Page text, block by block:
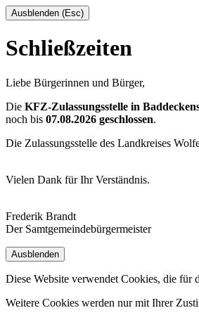
Ausblenden (Esc)
Schließzeiten
Liebe Bürgerinnen und Bürger,
Die KFZ-Zulassungsstelle in
noch bis 07.08.2026 geschlossen.
Die Zulassungsstelle des Landkreises
Vielen Dank für Ihr Verständnis.
Frederik Brandt
Der Samtgemeindebürgermeister
Ausblenden
Diese Website verwendet Cookies, die für
Weitere Cookies werden nur mit Ihrer